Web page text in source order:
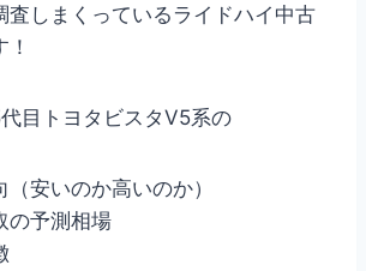
査しまくっているライドハイ中古
目トヨタビスタV5系の
安いのか高いのか）
の予測相場